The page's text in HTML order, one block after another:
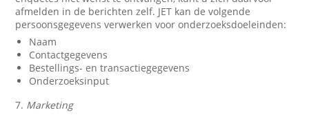
afmelden in de berichten zelf. JET kan de volgende
persoonsgegevens verwerken voor onderzoeksdoeleinden:
Naam
Contactgegevens
Bestellings- en transactiegegevens
Onderzoeksinput
7. Marketing